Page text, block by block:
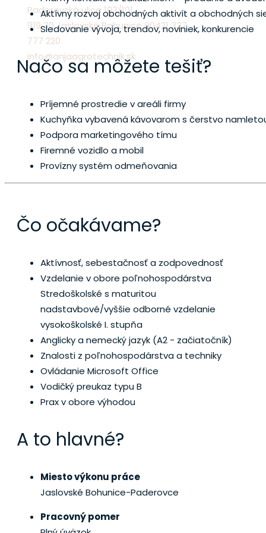
Paderovská ulica 103/101,
919 30 Jaslovské Bohunice 00421 337
777 220
info@anjaagrotechnik.sk
Aktívny rozvoj obchodných aktivít a obchodných
Sledovanie vývoja, trendov, noviniek, konkurencie
Načo sa môžete tešiť?
Príjemné prostredie v areáli firmy
Kuchyňka vybavená kávovarom s čerstvo
Podpora marketingového tímu
Firemné vozidlo a mobil
Provízny systém odmeňovania
Čo očakávame?
Aktívnosť, sebestačnosť a zodpovednosť
Vzdelanie v obore poľnohospodárstva
Stredoškolské s maturitou
nadstavbové/vyššie odborné vzdelanie
vysokoškolské I. stupňa
Anglicky a nemecký jazyk (A2 - začiatočník)
Znalosti z poľnohospodárstva a techniky
Ovládanie Microsoft Office
Vodičký preukaz typu B
Prax v obore výhodou
A to hlavné?
Miesto výkonu práce
Jaslovské Bohunice-Paderovce
Pracovný pomer